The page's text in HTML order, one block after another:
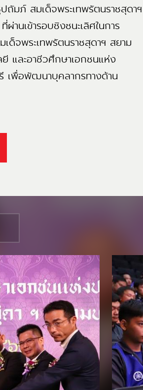
ถัมภ์ สมเด็จพระเทพรัตนราชสุดาฯ
นเข้ารอบชิงชนะเลิศในการ
ด็จพระเทพรัตนราชสุดาฯ สยาม
ยี และอาชีวศึกษาเอกชนแห่ง
รี เพื่อพัฒนาบุคลากรทางด้าน